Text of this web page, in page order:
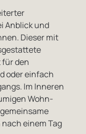
Anblick und
Dieser mit
den
oder einfach
Im Inneren
Wohn-
einem Tag